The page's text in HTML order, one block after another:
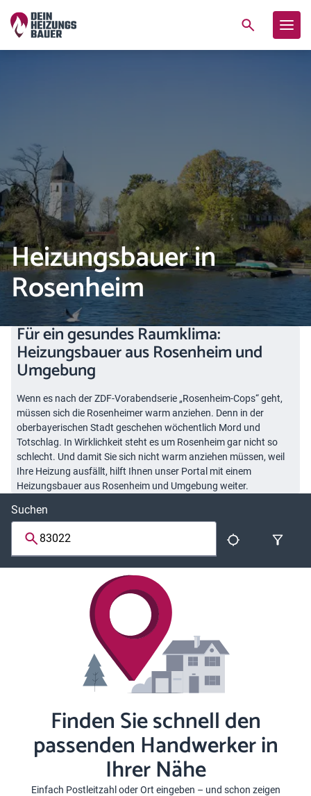
Heizungsbauer in
Rosenheim
Für ein gesundes Raumklima:
Heizungsbauer aus Rosenheim und
Umgebung
Wenn es nach der ZDF-Vorabendserie „Rosenheim-Cops“ geht,
müssen sich die Rosenheimer warm anziehen. Denn in der
oberbayerischen Stadt geschehen wöchentlich Mord und
Totschlag. In Wirklichkeit steht es um Rosenheim gar nicht so
schlecht. Und damit Sie sich nicht warm anziehen müssen, weil
Ihre Heizung ausfällt, hilft Ihnen unser Portal mit einem
Heizungsbauer aus Rosenheim und Umgebung weiter.
Suchen
Finden Sie schnell den
passenden Handwerker in
Ihrer Nähe
Einfach Postleitzahl oder Ort eingeben – und schon zeigen